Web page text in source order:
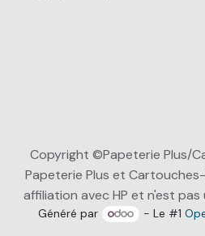
Copyright ©Papeterie Plus/
Papeterie Plus et
affiliation avec HP et n'est pas
Généré par - Le #1